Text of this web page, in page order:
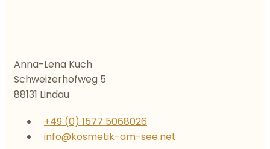
Anna-Lena Kuch
Schweizerhofweg 5
88131 Lindau
+49 (0) 1577 5068026
info@kosmetik-am-see.net